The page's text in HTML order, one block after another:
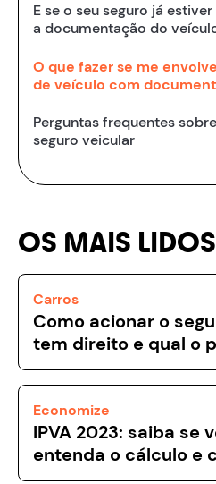
E se o seu seguro já
a documentação do
O que fazer se me
de veículo com
Perguntas frequentes
seguro veicular
OS MAIS LIDOS
Carros
Como acionar o
tem direito e qual o
Economize
IPVA 2023: saiba se
entenda o cálculo e